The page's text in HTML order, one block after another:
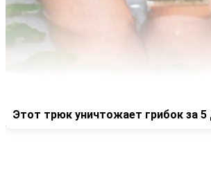
Этот трюк уничтожает грибок за 5